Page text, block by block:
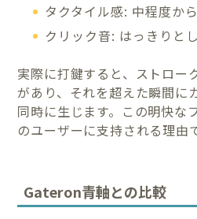
タクタイル感: 中程度か
クリック音: はっきりと
実際に打鍵すると、ストロー
があり、それを超えた瞬間に
同時に生じます。この明快な
のユーザーに支持される理由で
Gateron青軸との比較